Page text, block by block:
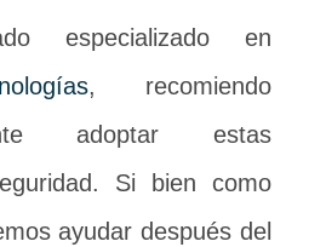
especializado en
, recomiendo
adoptar estas
Si bien como
ayudar después del